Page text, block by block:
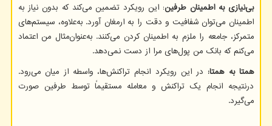
بی‌نیازی به اطمینان طرفین: این رویکرد تضمین می‌کند که بدون نیاز به
اطمینان می‌توان شفافیت و دقت را به ارمغان آورد. به‌علاوه، سیستم‌های
متمرکز، جامعه را ملزم به اطمینان کردن می‌کنند. به‌عنوان‌مثال من اعتماد
می‌کنم که بانک من پول‌های مرا از دست نمی‌دهد.
همتا به همتا: در این رویکرد انجام تراکنش‌ها، واسطه از میان می‌رود.
درنتیجه انجام یک تراکنش و معامله مستقیماً توسط طرفین صورت
می‌گیرد.